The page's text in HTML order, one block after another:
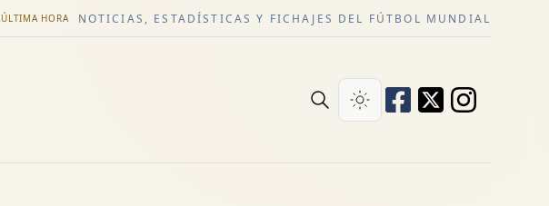
ÚLTIMA HORA NOTICIAS, ESTADÍSTICAS Y FICHAJES DEL FÚTBOL MUNDIAL